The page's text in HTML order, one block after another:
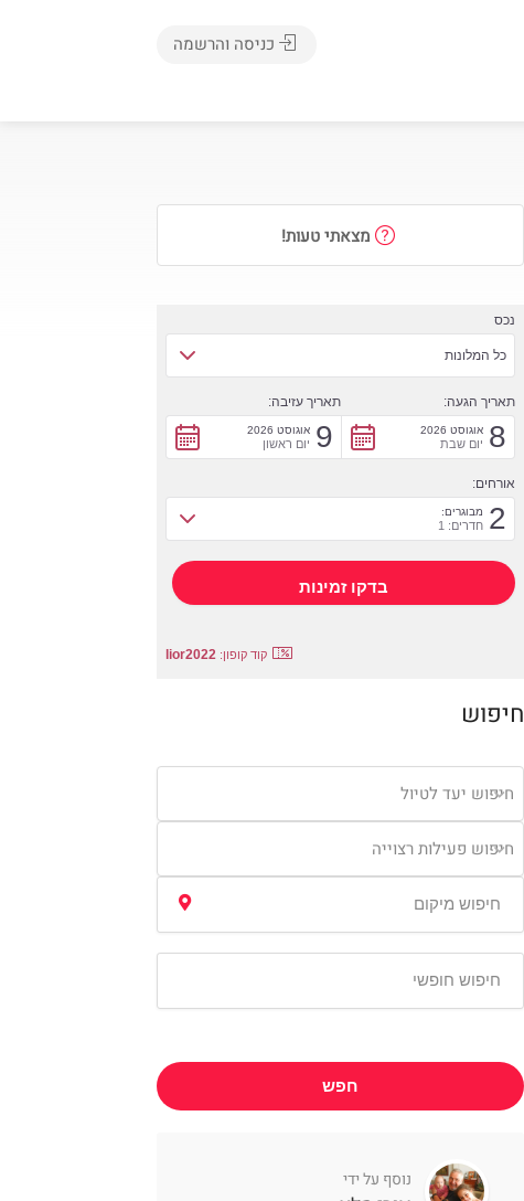
כניסה והרשמה
מצאתי טעות!
נכס
כל המלונות
תאריך הגעה:
8 אוגוסט 2026
יום שבת
תאריך עזיבה:
9 אוגוסט 2026
יום ראשון
אורחים:
2 מבוגרים:
חדרים: 1
קוד קופון: lior2022
חיפוש
חיפוש יעד לטיול
חיפוש פעילות רצוייה
חפש
נוסף על ידי